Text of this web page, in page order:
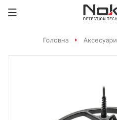
Головна Аксесуари